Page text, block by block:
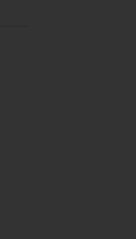
und kann nicht